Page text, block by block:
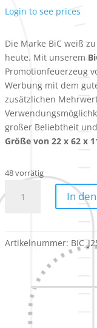
Login to see prices
Die Marke BiC weiß
heute. Mit unserem
Promotionfeuerzeug
Werbung mit dem
zusätzlichen
großer Beliebtheit
Größe von 22 x 62 x
48 vorrätig
J25
-
Rominger
Menge
In
Artikelnummer: